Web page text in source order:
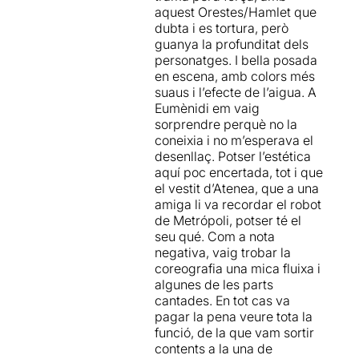
que cada cop és més difícil
de trobar en els escenaris i
que ha convertit aquesta
sessió en un esdeveniment
inexcusable per als amants
del teatre clàssic.
En la primera obra de la
trilogia, es relatael retorn
d'Agamèmnon, rei d'Argos,
de Troia a Argos, després de
la Guerra de Troia.Al seu
palau es troba l'esposa,
Clitemnestra, que ha
planejat matar-locom a
venjança pel sacrifici de la
seva filla, Ifigènia. Més
encara, atès que l'absència
de l'espòs ha durat deu
anys, Clitemnestra ha
sucumbit a una relació amb
Egist, cosí d'Agamèmnon i
descendent d'una branca
desheretada de la família,
que està determinat a
recuperar el tron que creu
que en justícia li pertany.
aquest Orestes/Hamlet que
dubta i es tortura, però
guanya la profunditat dels
personatges. I bella posada
en escena, amb colors més
suaus i l’efecte de l’aigua. A
Eumènidi em vaig
sorprendre perquè no la
coneixia i no m’esperava el
desenllaç. Potser l’estética
aquí poc encertada, tot i que
el vestit d’Atenea, que a una
amiga li va recordar el robot
de Metrópoli, potser té el
seu qué. Com a nota
negativa, vaig trobar la
coreografia una mica fluixa i
algunes de les parts
cantades. En tot cas va
pagar la pena veure tota la
funció, de la que vam sortir
contents a la una de